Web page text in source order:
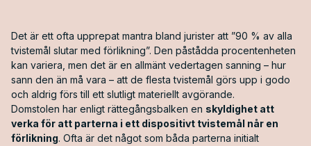
Det är ett ofta upprepat mantra bland jurister att ”90 % av alla
tvistemål slutar med förlikning”. Den påstådda procentenheten
kan variera, men det är en allmänt vedertagen sanning – hur
sann den än må vara – att de flesta tvistemål görs upp i godo
och aldrig förs till ett slutligt materiellt avgörande.
Domstolen har enligt rättegångsbalken en skyldighet att
verka för att parterna i ett dispositivt tvistemål når en
förlikning. Ofta är det något som båda parterna initialt